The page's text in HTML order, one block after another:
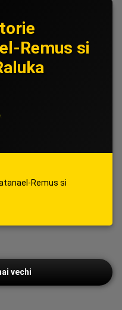
Remus si
Remus si
vechi